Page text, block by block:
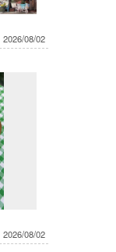
2026/08/02
2026/08/02